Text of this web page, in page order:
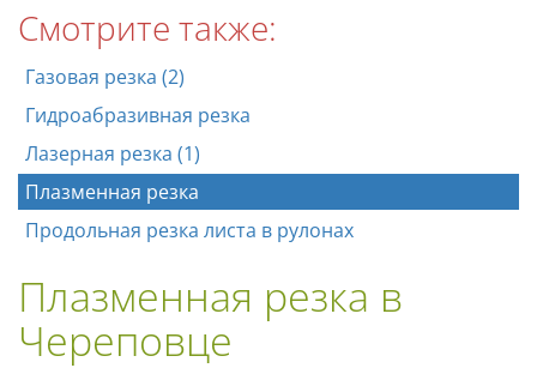
Смотрите также:
Газовая резка (2)
Гидроабразивная резка
Лазерная резка (1)
Плазменная резка
Продольная резка листа в рулонах
Плазменная резка в
Череповце